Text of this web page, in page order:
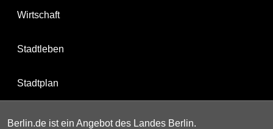
Wirtschaft
Stadtleben
Stadtplan
Berlin.de ist ein Angebot des Landes Berlin.